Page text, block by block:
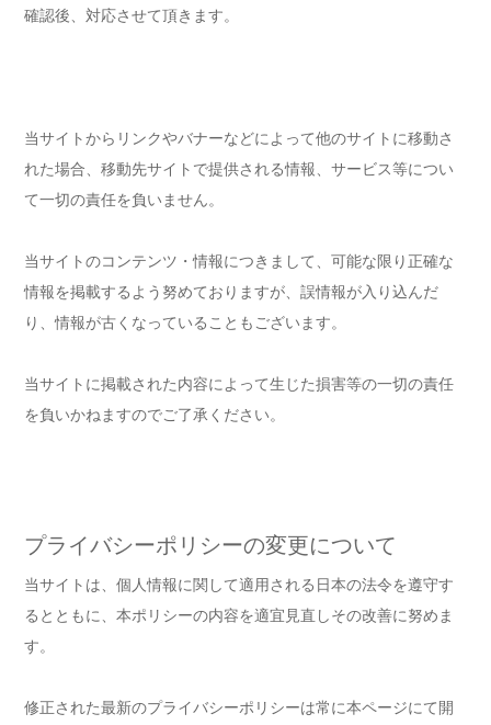
確認後、対応させて頂きます。
当サイトからリンクやバナーなどによって他のサイトに移動さ
れた場合、移動先サイトで提供される情報、サービス等につい
て一切の責任を負いません。
当サイトのコンテンツ・情報につきまして、可能な限り正確な
情報を掲載するよう努めておりますが、誤情報が入り込んだ
り、情報が古くなっていることもございます。
当サイトに掲載された内容によって生じた損害等の一切の責任
を負いかねますのでご了承ください。
プライバシーポリシーの変更について
当サイトは、個人情報に関して適用される日本の法令を遵守す
るとともに、本ポリシーの内容を適宜見直しその改善に努めま
す。
修正された最新のプライバシーポリシーは常に本ページにて開